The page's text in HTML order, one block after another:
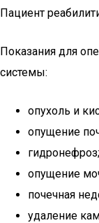
Пациент
Показания для
системы:
опухоль и
опущение
гидронефроз;
опущение
почечная
удаление